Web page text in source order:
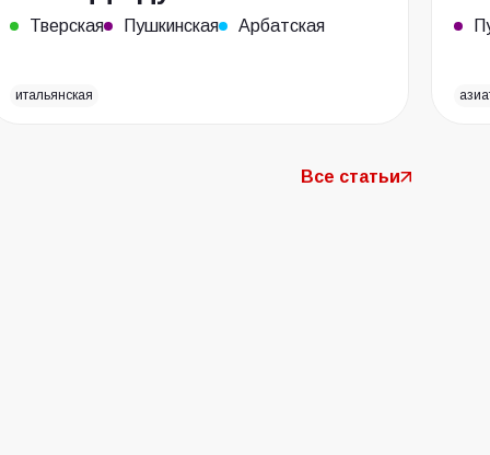
Тверская Пушкинская Арбатская
итальянская
Все статьи